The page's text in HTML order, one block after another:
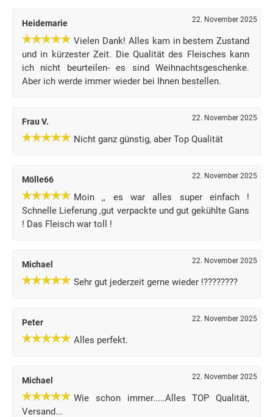
Heidemarie 22. November 2025
Vielen Dank! Alles kam in bestem Zustand
und in kürzester Zeit. Die Qualität des Fleisches kann
ich nicht beurteilen- es sind Weihnachtsgeschenke.
Aber ich werde immer wieder bei Ihnen bestellen.
Frau V. 22. November 2025
Nicht ganz günstig, aber Top Qualität
Mölle66 22. November 2025
Moin ,, es war alles super einfach !
Schnelle Lieferung ,gut verpackte und gut gekühlte Gans
! Das Fleisch war toll !
Michael 22. November 2025
Sehr gut jederzeit gerne wieder !????????
Peter 22. November 2025
Alles perfekt.
Michael 22. November 2025
Wie schon immer.....Alles TOP Qualität,
Versand...